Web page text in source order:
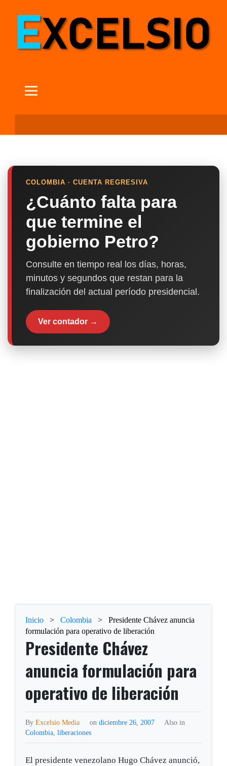
COLOMBIA · CUENTA REGRESIVA
¿Cuánto falta para
que termine el
gobierno Petro?
Consulte en tiempo real los días, horas,
minutos y segundos que restan para la
finalización del actual período presidencial.
Ver contador →
Inicio > Colombia >
Presidente Chávez anuncia
formulación para operativo de liberación
Presidente Chávez
anuncia formulación para
operativo de liberación
ByExcelsio Media on diciembre 26, 2007
Also in
Colombia,liberaciones
El presidente venezolano Hugo Chávez anunció,